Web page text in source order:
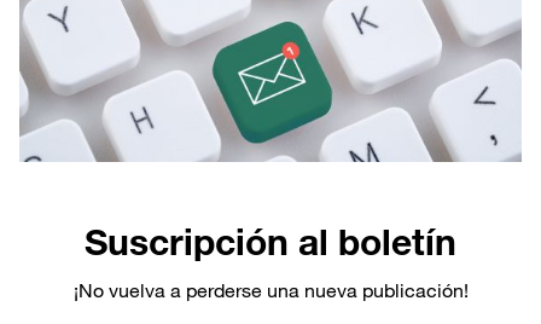
Suscripción al boletín
¡No vuelva a perderse una nueva publicación!